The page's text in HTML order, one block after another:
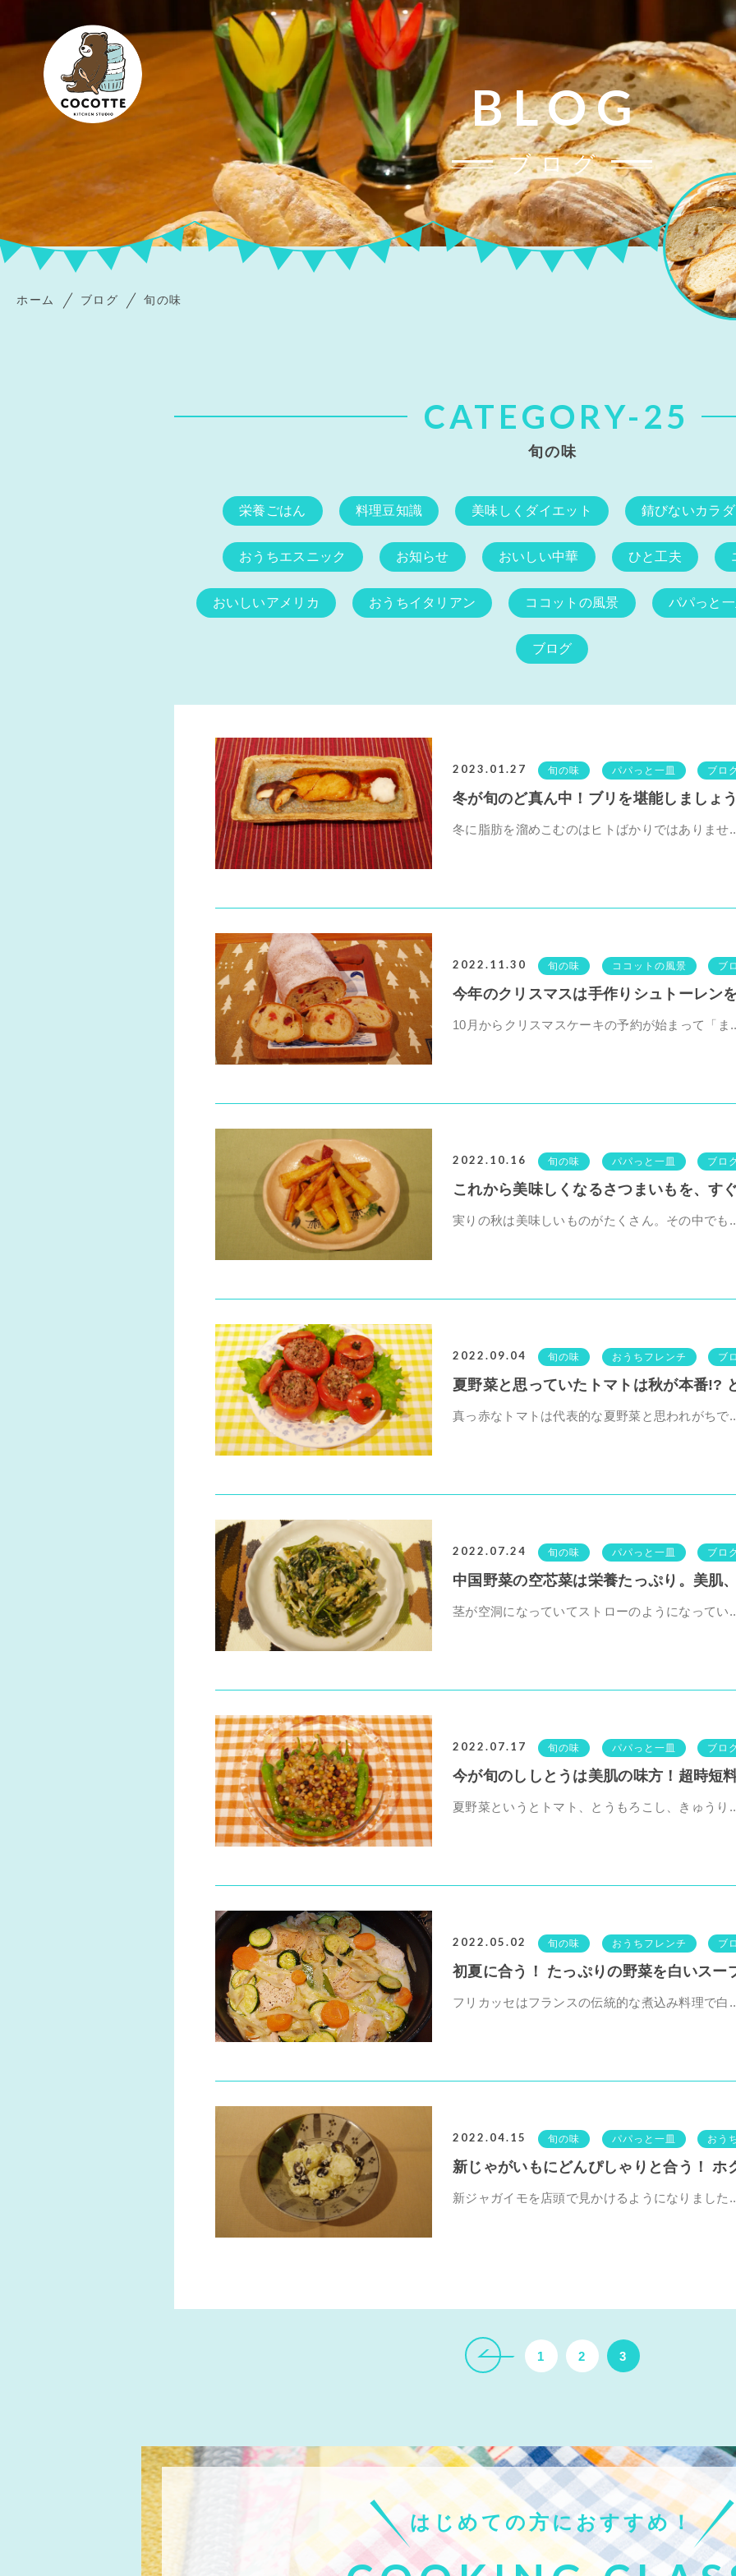
BLOG
ブログ
ホーム ブログ 旬の味
CATEGORY-25
旬の味
栄養ごはん 料理豆知識 美味しくダイエット 錆びないカラダ
おうちエスニック お知らせ おいしい中華 ひと工夫
おいしいアメリカ おうちイタリアン ココットの風景 パパっと一
ブログ
2023.01.27 旬の味 パパっと一皿 ブロ
冬が旬のど真ん中！ブリを堪能しましょう
冬に脂肪を溜めこむのはヒトばかりではありませ
2022.11.30 旬の味 ココットの風景 ブ
今年のクリスマスは手作りシュトーレンを
10月からクリスマスケーキの予約が始まって「ま
2022.10.16 旬の味 パパっと一皿 ブロ
これから美味しくなるさつまいもを、す
実りの秋は美味しいものがたくさん。その中でも
2022.09.04 旬の味 おうちフレンチ ブ
夏野菜と思っていたトマトは秋が本番!?
真っ赤なトマトは代表的な夏野菜と思われがちで
2022.07.24 旬の味 パパっと一皿 ブロ
中国野菜の空芯菜は栄養たっぷり。美肌
茎が空洞になっていてストローのようになってい
2022.07.17 旬の味 パパっと一皿 ブロ
今が旬のししとうは美肌の味方！超時短
夏野菜というとトマト、とうもろこし、きゅうり
2022.05.02 旬の味 おうちフレンチ ブ
初夏に合う！ たっぷりの野菜を白いスー
フリカッセはフランスの伝統的な煮込み料理で白
2022.04.15 旬の味 パパっと一皿 おう
新じゃがいもにどんぴしゃりと合う！ ホ
新ジャガイモを店頭で見かけるようになりました
1 2 3
はじめての方におすすめ！